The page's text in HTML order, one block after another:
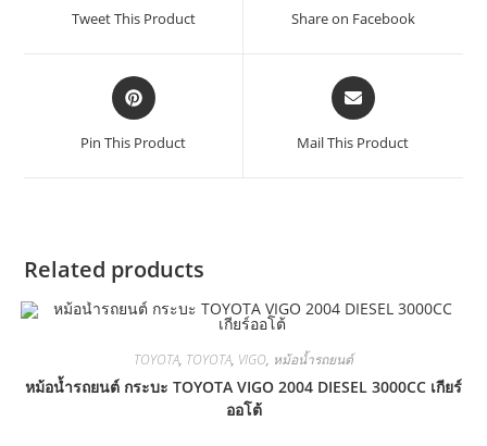
Tweet This Product Share on Facebook
Pin This Product Mail This Product
Related products
TOYOTA, TOYOTA, VIGO, หม้อน้ำรถยนต์
หม้อน้ำรถยนต์ กระบะ TOYOTA VIGO 2004 DIESEL 3000CC เกียร์
ออโต้